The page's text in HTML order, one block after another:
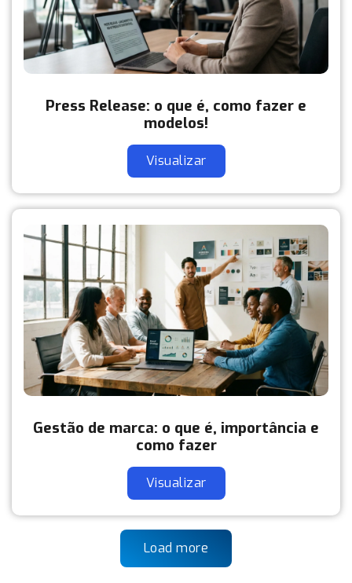
Press Release: o que é, como fazer e
modelos!
Visualizar
Gestão de marca: o que é, importância e
como fazer
Visualizar
Load more